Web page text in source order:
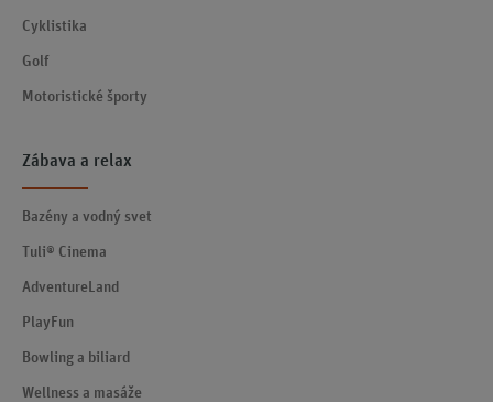
Cyklistika
Golf
Motoristické športy
Zábava a relax
Bazény a vodný svet
Tuli® Cinema
AdventureLand
PlayFun
Bowling a biliard
Wellness a masáže